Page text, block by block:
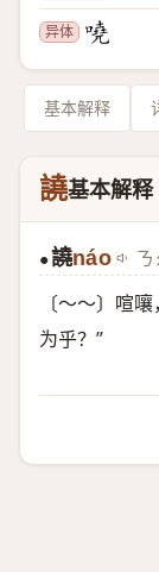
异体
基本解释
譊基本解释
●譊náo ㄋ
〔～～〕喧
为乎？”